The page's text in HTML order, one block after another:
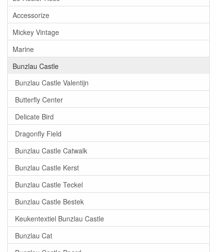
Accessorize
Mickey Vintage
Marine
Bunzlau Castle
Bunzlau Castle Valentijn
Butterfly Center
Delicate Bird
Dragonfly Field
Bunzlau Castle Catwalk
Bunzlau Castle Kerst
Bunzlau Castle Teckel
Bunzlau Castle Bestek
Keukentextiel Bunzlau Castle
Bunzlau Cat